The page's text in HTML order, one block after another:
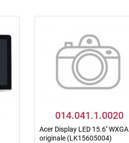
014.041.1.0020
Acer Display LED 15.6'' WXGA
originale (LK15605004)